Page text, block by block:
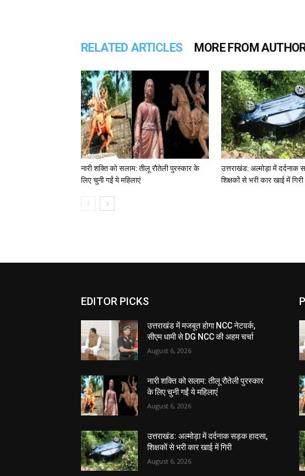
RELATED ARTICLES MORE FROM
नारी शक्ति को सलाम: तीलू रौतेली पुरस्कार के
लिए चुनी गईं ये महिलाएं
उत्तराखंड: अल्मोड़ा में दर्दनाक
शिक्षकों से भरी कार खाई में गिरी
EDITOR PICKS
उत्तराखंड में मजबूत होगा NCC नेटवर्क,
सीएम धामी से DG NCC की अहम चर्चा
August 6, 2026
नारी शक्ति को सलाम: तीलू रौतेली पुरस्कार
के लिए चुनी गईं ये महिलाएं
August 6, 2026
उत्तराखंड: अल्मोड़ा में दर्दनाक सड़क हादसा,
शिक्षकों से भरी कार खाई में गिरी
August 6, 2026